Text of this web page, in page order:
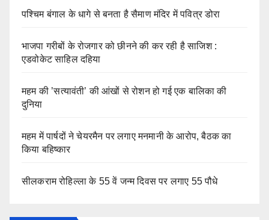
पश्चिम बंगाल के धागे से बनता है सैमाण मंदिर में पवित्र डोरा
भाजपा गरीबों के रोजगार को छीनने की कर रही है साजिश :
एडवोकेट साहिल दहिया
महम की ’सत्यावंती’ की आंखों से रोशन हो गई एक बालिका की
दुनिया
महम में पार्षदों ने चेयरमैन पर लगाए मनमानी के आरोप, बैठक का
किया बहिष्कार
सीलकराम रोहिल्ला के 55 वें जन्म दिवस पर लगाए 55 पौधे